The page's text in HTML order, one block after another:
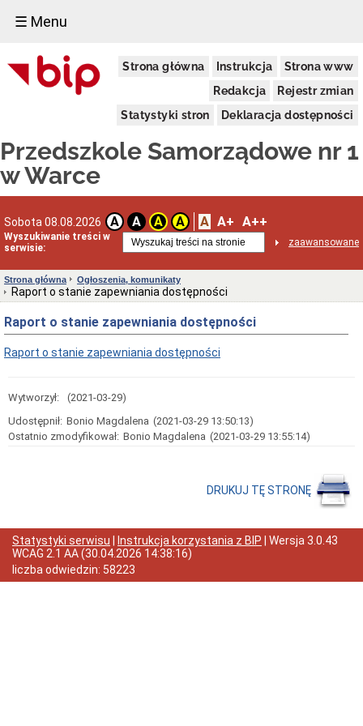
☰ Menu
Strona główna Instrukcja
Strona www
Redakcja
Rejestr zmian
Statystyki stron
Deklaracja dostępności
Przedszkole Samorządowe nr 1
w Warce
Sobota 08.08.2026 A A A A A A+ A++
Wyszukiwanie treści w
serwisie:
zaawansowane
Dyrektor
Dyrektor
Nauczyciele
Pracownicy
obsługi
Informacje
przedszkolu
Mapa
dojazdu
Historia
przedszkola
Osiągnięcia
przedszkola
Dane
szkoły
nazwa
Godziny
pracy
systemie
oświaty
Statut
przedszkola
Strona główna Ogłoszenia, komunikaty
Raport o stanie zapewniania dostępności
Raport o stanie zapewniania dostępności
Raport o stanie zapewniania dostępności
Wytworzył:
(2021-03-29)
Udostępnił: Bonio Magdalena (2021-03-29 13:50:13)
Ostatnio zmodyfikował: Bonio Magdalena (2021-03-29 13:55:14)
DRUKUJ TĘ STRONĘ
Statystyki serwisu Instrukcja korzystania z BIP | Wersja 3.0.43
WCAG 2.1 AA(30.04.2026 14:38:16)
liczba odwiedzin: 58223